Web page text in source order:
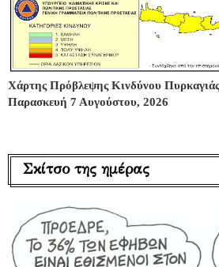
Χάρτης Πρόβλεψης Κινδύνου Πυρκαγιάς
Παρασκευή 7 Αυγούστου, 2026
Σκίτσο της ημέρας